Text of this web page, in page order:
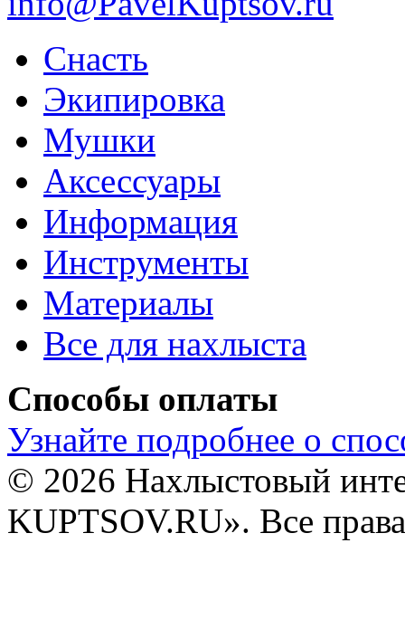
Снасть
Экипировка
Мушки
Аксессуары
Информация
Инструменты
Материалы
Все для нахлыста
Способы оплаты
Узнайте подробнее о
© 2026 Нахлыстовый
KUPTSOV.RU». Все